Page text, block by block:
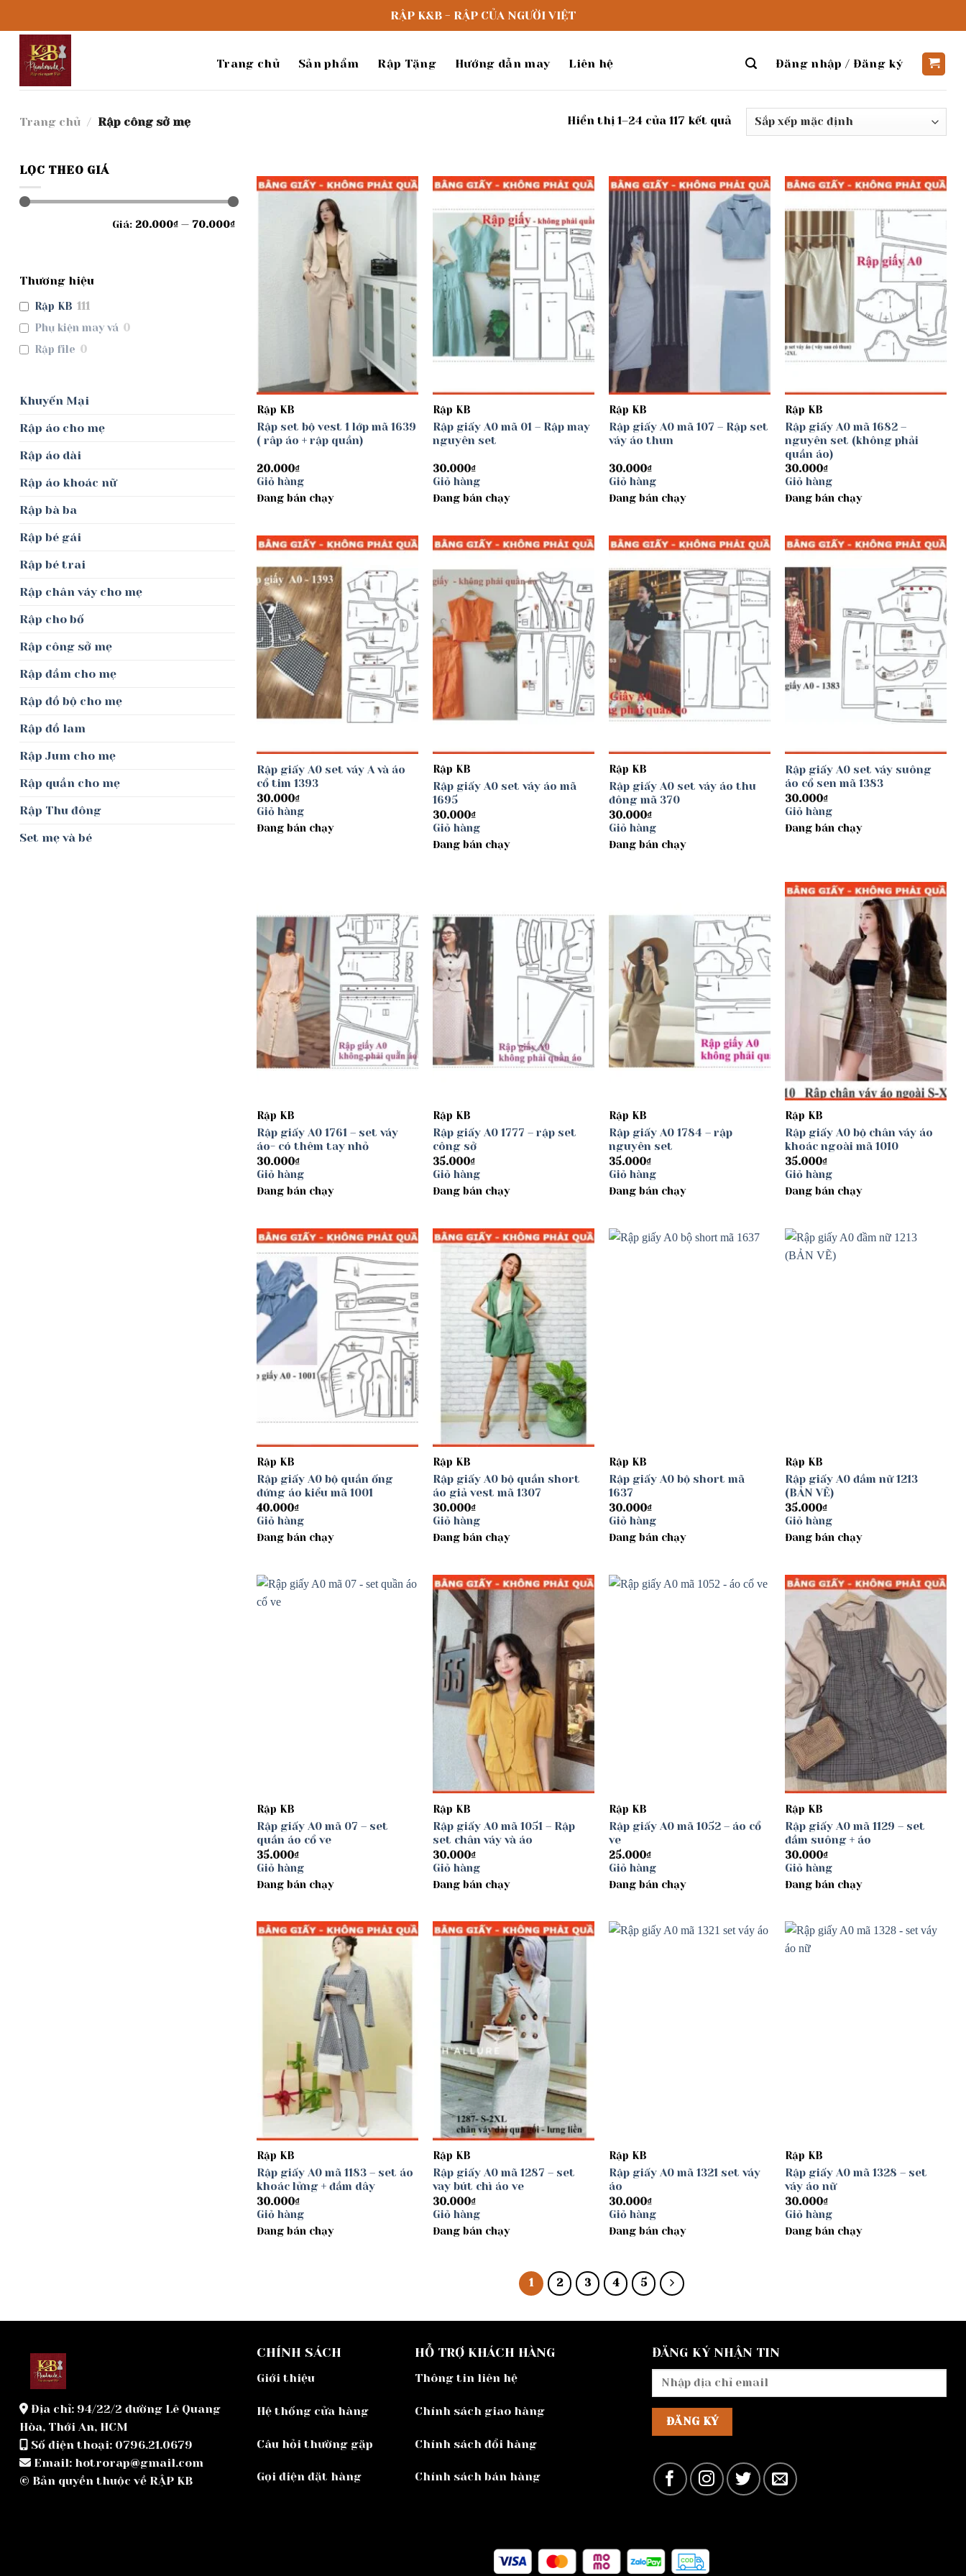
dung
RẬP K&B - RẬP CỦA NGƯỜI VIỆT
Trang chủ Sản phẩm Rập Tặng Hướng dẫn may Liên hệ Đăng nhập / Đăng ký
Trang chủ / Rập công sở mẹ Hiển thị 1–24 của 117 kết quả
LỌC THEO GIÁ
Giá: 20.000₫ — 70.000₫
Thương hiệu
Rập KB 111
Phụ kiện may vá 0
Rập file 0
Khuyến Mại
Rập áo cho mẹ
Rập áo dài
Rập áo khoác nữ
Rập bà ba
Rập bé gái
Rập bé trai
Rập chân váy cho mẹ
Rập cho bố
Rập công sở mẹ
Rập đầm cho mẹ
Rập đồ bộ cho mẹ
Rập đồ lam
Rập Jum cho mẹ
Rập quần cho mẹ
Rập Thu đông
Set mẹ và bé
Rập KB
Rập set bộ vest 1 lớp mã 1639
( râp áo + rập quần)
20.000₫
Giỏ hàng
Đang bán chạy
Add to
wishlist
Rập KB
Rập giấy A0 mã 01 – Rập may
nguyên set
30.000₫
Giỏ hàng
Đang bán chạy
Add to
wishlist
Rập KB
Rập giấy A0 mã 107 – Rập set
váy áo thun
30.000₫
Giỏ hàng
Đang bán chạy
Add to
Rập KB
Rập giấy A0 mã 1682 –
nguyên set (không phải
quần áo)
30.000₫
Giỏ hàng
Đang bán chạy
Add to
wishlist
Rập giấy A0 set váy A và áo
cổ tim 1393
30.000₫
Giỏ hàng
Đang bán chạy
Add to
wishlist
Rập KB
Rập giấy A0 set váy áo mã
1695
30.000₫
Giỏ hàng
Đang bán chạy
Add to
wishlist
Rập KB
Rập giấy A0 set váy áo thu
đông mã 370
30.000₫
Giỏ hàng
Đang bán chạy
Add to
wishlist
Rập giấy A0 set váy suông
áo cổ sen mã 1383
30.000₫
Giỏ hàng
Đang bán chạy
Add to
wishlist
Rập KB
Rập giấy A0 1761 – set váy
áo- có thêm tay nhỏ
30.000₫
Giỏ hàng
Đang bán chạy
Add to
wishlist
Rập KB
Rập giấy A0 1777 – rập set
công sở
35.000₫
Giỏ hàng
Đang bán chạy
Add to
wishlist
Rập KB
Rập giấy A0 1784 – rập
nguyên set
35.000₫
Giỏ hàng
Đang bán chạy
Add to
wishlist
Rập KB
Rập giấy A0 bộ chân váy áo
khoác ngoài mã 1010
35.000₫
Giỏ hàng
Đang bán chạy
Add to
wishlist
Rập KB
Rập giấy A0 bộ quần ống
đứng áo kiểu mã 1001
40.000₫
Giỏ hàng
Đang bán chạy
Add to
wishlist
Rập KB
Rập giấy A0 bộ quần short
áo giả vest mã 1307
30.000₫
Giỏ hàng
Đang bán chạy
Rập KB
Rập giấy A0 bộ short mã
1637
30.000₫
Giỏ hàng
Đang bán chạy
Rập KB
Rập giấy A0 đầm nữ 1213
(BẢN VẼ)
35.000₫
Giỏ hàng
Đang bán chạy
Rập KB
Rập giấy A0 mã 07 – set
quần áo cổ ve
35.000₫
Giỏ hàng
Đang bán chạy
Add to
wishlist
Rập KB
Rập giấy A0 mã 1051 – Rập
set chân váy và áo
30.000₫
Giỏ hàng
Đang bán chạy
Rập KB
Rập giấy A0 mã 1052 – áo cổ
ve
25.000₫
Giỏ hàng
Đang bán chạy
wishlist
Rập KB
Rập giấy A0 mã 1129 – set
đầm suông + áo
30.000₫
Giỏ hàng
Đang bán chạy
wishlist
Rập KB
Rập giấy A0 mã 1183 – set áo
khoác lửng + đầm dây
30.000₫
Giỏ hàng
Đang bán chạy
Rập KB
Rập giấy A0 mã 1287 – set
vay bút chì áo ve
30.000₫
Giỏ hàng
Đang bán chạy
Rập KB
Rập giấy A0 mã 1321 set váy
áo
30.000₫
Giỏ hàng
Đang bán chạy
Rập KB
Rập giấy A0 mã 1328 – set
váy áo nữ
30.000₫
Giỏ hàng
Đang bán chạy
1 2 3 4 5
Địa chỉ: 94/22/2 đường Lê Quang
Hòa, Thới An, HCM
Số điện thoại: 0796.21.0679
Email: hotrorap@gmail.com
© Bản quyền thuộc về RẬP KB
CHÍNH SÁCH
Giới thiệu
Hệ thống cửa hàng
Câu hỏi thường gặp
Gọi điện đặt hàng
HỖ TRỢ KHÁCH HÀNG
Thông tin liên hệ
Chính sách giao hàng
Chính sách đổi hàng
Chính sách bán hàng
ĐĂNG KÝ NHẬN TIN